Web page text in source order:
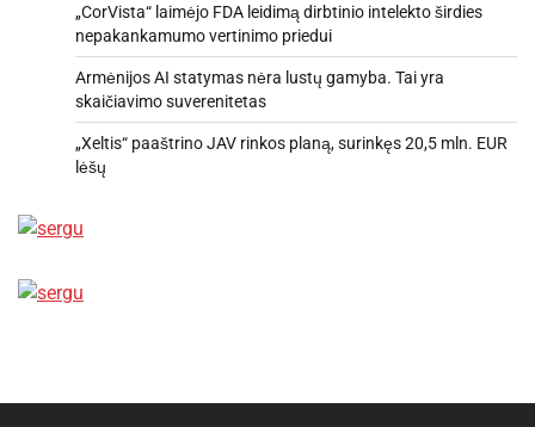
„CorVista“ laimėjo FDA leidimą dirbtinio intelekto širdies
nepakankamumo vertinimo priedui
Armėnijos AI statymas nėra lustų gamyba. Tai yra
skaičiavimo suverenitetas
„Xeltis“ paaštrino JAV rinkos planą, surinkęs 20,5 mln. EUR
lėšų